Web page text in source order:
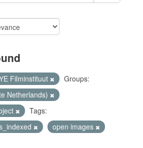
Filminstituut
Groups:
Netherlands)
Tags:
open images